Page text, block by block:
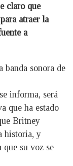
claro que
atraer la
a
banda sonora de
informa, será
que ha estado
Britney
historia, y
que su voz se